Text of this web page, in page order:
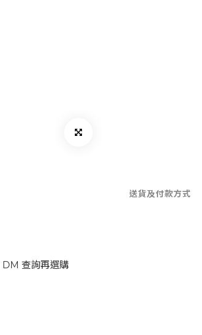
送貨及付款方式
查詢再選購